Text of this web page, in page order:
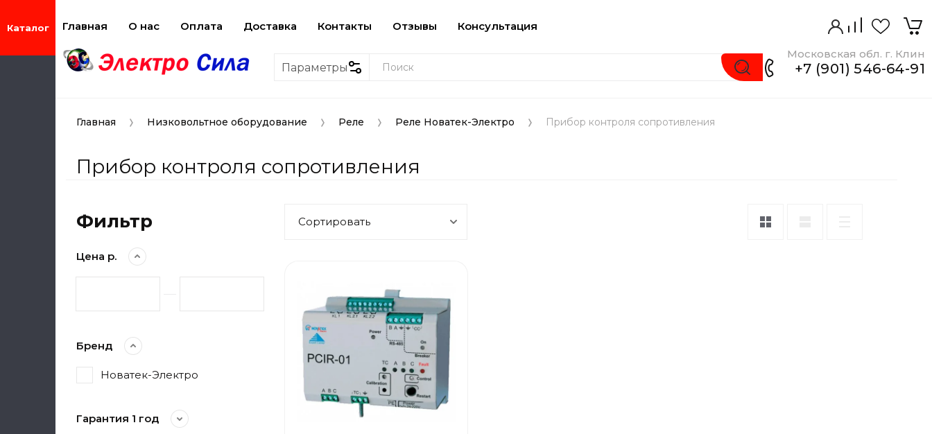
Главная О нас Оплата Доставка Контакты Отзывы Консультация
Параметры
Московская обл. г. Клин
+7 (901) 546-64-91
Главная Низковольтное оборудование Реле Реле Новатек-Электро Прибор контроля сопротивления
Прибор контроля сопротивления
Фильтр
Цена р.
Бренд
Новатек-Электро
Гарантия 1 год
Сортировать